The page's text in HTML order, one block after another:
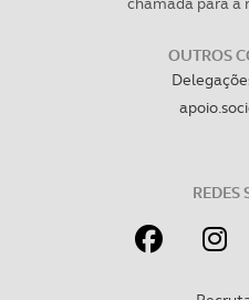
OUTROS
REDES